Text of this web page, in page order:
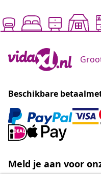
Sluit je aan bij meer dan
wekelijkse deals,
Onze sociale media
Een annulering voor je